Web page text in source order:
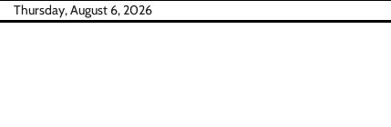
SkipThursday, August 6, 2026